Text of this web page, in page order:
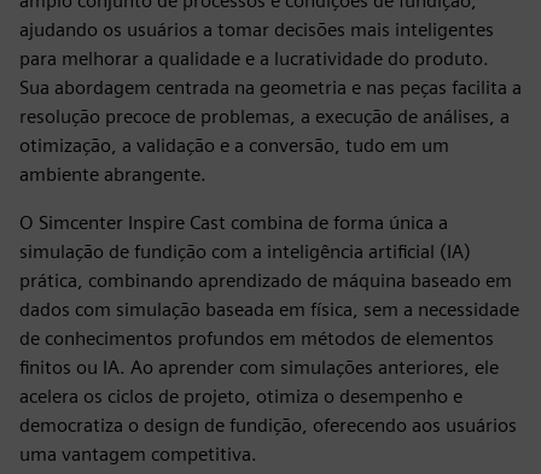
ajudando os usuários a tomar decisões mais inteligentes
para melhorar a qualidade e a lucratividade do produto.
Sua abordagem centrada na geometria e nas peças facilita a
resolução precoce de problemas, a execução de análises, a
otimização, a validação e a conversão, tudo em um
ambiente abrangente.
O Simcenter Inspire Cast combina de forma única a
simulação de fundição com a inteligência artificial (IA)
prática, combinando aprendizado de máquina baseado em
dados com simulação baseada em física, sem a necessidade
de conhecimentos profundos em métodos de elementos
finitos ou IA. Ao aprender com simulações anteriores, ele
acelera os ciclos de projeto, otimiza o desempenho e
democratiza o design de fundição, oferecendo aos usuários
uma vantagem competitiva.